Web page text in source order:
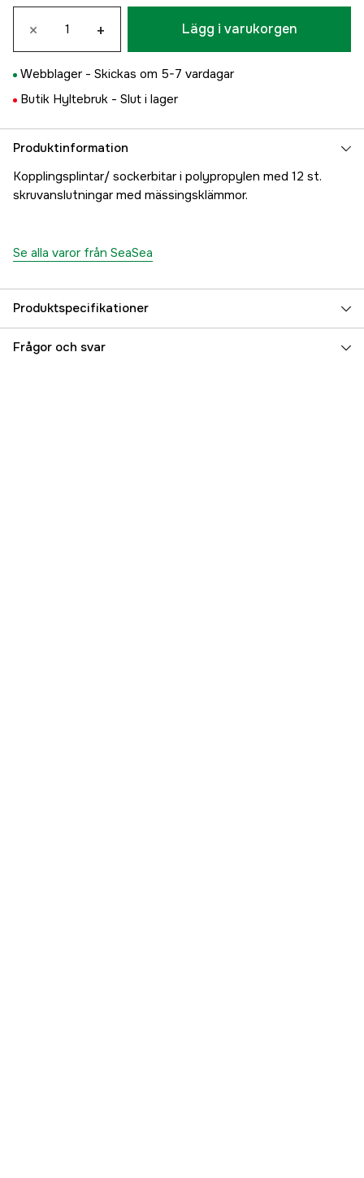
× + Lägg i varukorgen
Webblager - Skickas om 5-7 vardagar
Butik Hyltebruk - Slut i lager
Produktinformation
Kopplingsplintar/ sockerbitar i polypropylen med 12 st.
skruvanslutningar med mässingsklämmor.
Se alla varor från SeaSea
Produktspecifikationer
Referensnummer 5000031088
Frågor och svar